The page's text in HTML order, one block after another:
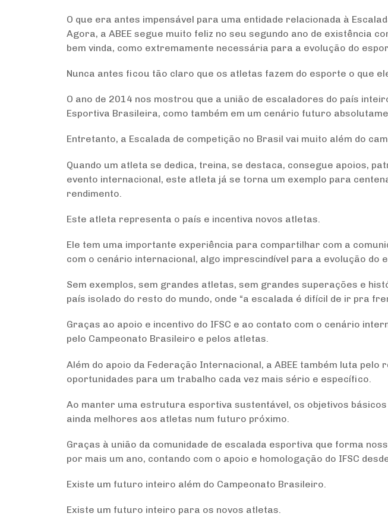
O que era antes impensável para uma entidade relacionada à
Agora, a ABEE segue muito feliz no seu segundo ano de existência
bem vinda, como extremamente necessária para a evolução do
Nunca antes ficou tão claro que os atletas fazem do esporte o que
O ano de 2014 nos mostrou que a união de escaladores do país
Esportiva Brasileira, como também em um cenário futuro
Entretanto, a Escalada de competição no Brasil vai muito além do
Quando um atleta se dedica, treina, se destaca, consegue apoios,
evento internacional, este atleta já se torna um exemplo para
rendimento.
Este atleta representa o país e incentiva novos atletas.
Ele tem uma importante experiência para compartilhar com a
com o cenário internacional, algo imprescindível para a evolução do
Sem exemplos, sem grandes atletas, sem grandes superações e
país isolado do resto do mundo, onde “a escalada é difícil de ir pra
Graças ao apoio e incentivo do IFSC e ao contato com o cenário
pelo Campeonato Brasileiro e pelos atletas.
Além do apoio da Federação Internacional, a ABEE também luta
oportunidades para um trabalho cada vez mais sério e específico.
Ao manter uma estrutura esportiva sustentável, os objetivos
ainda melhores aos atletas num futuro próximo.
Graças à união da comunidade de escalada esportiva que forma
por mais um ano, contando com o apoio e homologação do IFSC
Existe um futuro inteiro além do Campeonato Brasileiro.
Existe um futuro inteiro para os novos atletas.